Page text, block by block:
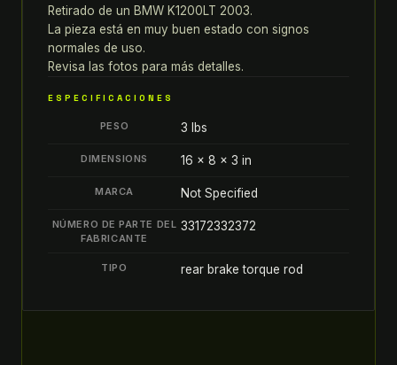
TORQUE
DE
FRENOS
TRASEROS
33172332372
Retirado de un BMW K1200LT 2003.
La pieza está en muy buen estado con signos
normales de uso.
Revisa las fotos para más detalles.
ESPECIFICACIONES
PESO 3 lbs
DIMENSIONS 16 × 8 × 3 in
MARCA Not Specified
NÚMERO DE PARTE DEL
FABRICANTE
33172332372
TIPO rear brake torque rod